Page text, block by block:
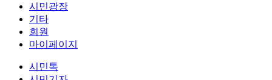
시민광장
기타
회원
마이페이지
시민톡